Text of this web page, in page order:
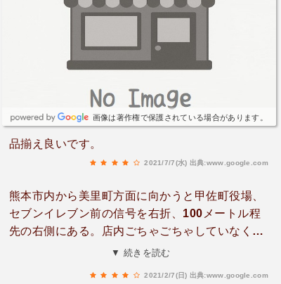
画像は著作権で保護されている場合があります。
品揃え良いです。
2021/7/7(水) 出典:www.google.com
熊本市内から美里町方面に向かうと甲佐町役場、
セブンイレブン前の信号を右折、100メートル程
先の右側にある。店内ごちゃごちゃしていなくて
広く感じます。ロッカカードでプリペイドでのポ
▼ 続きを読む
2021/2/7(日) 出典:www.google.com